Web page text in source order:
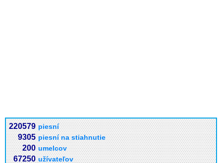
220579 piesní
9305 piesní na stiahnutie
200 umelcov
67250 užívateľov